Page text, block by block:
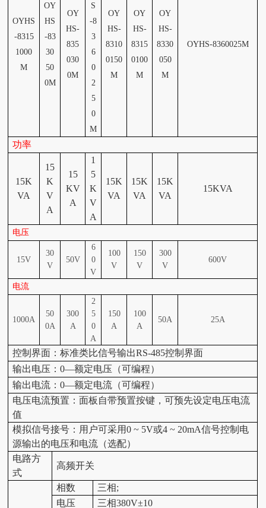
OYHS
-8315
1000
M
OY
HS
-83
30
50
0M
OY
HS-
835
030
0M
S
-8
3
6
0
2
5
0
M
OY
HS-
8310
0150
M
OY
HS-
8315
0100
M
OY
HS-
8330
050
M
OYHS-8360025M
功率
15K
VA
15
K
V
A
15
KV
A
1
5
K
V
A
15K
VA
15K
VA
15K
VA
15KVA
电压
15V
30
V
50V
6
0
V
100
V
150
V
300
V
600V
电流
1000A
50
0A
300
A
2
5
0
A
150
A
100
A
50A 25A
控制界面 ：标准类比信号输出RS-485控制界面
输出电压：0—额定电压 （可编程）
输出电流：0—额定电流 （可编程）
电压电流预置：面板自带预置按键，可预先设定电压电流
值
模拟信号接号：用户可采用0 ~ 5V或4 ~ 20mA信号控制电
源输出的电压和电流（选配）
电路方
式
高频开关
相数 三相;
电压
三相380V±10